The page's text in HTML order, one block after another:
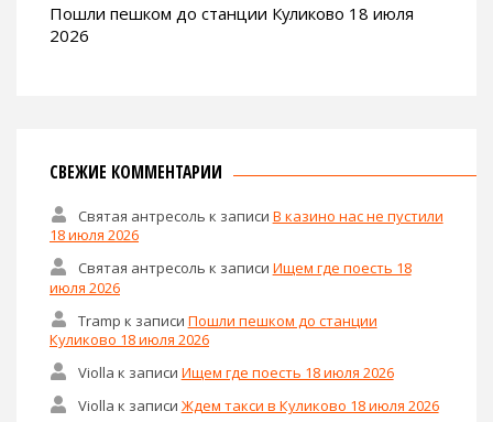
Пошли пешком до станции Куликово 18 июля
2026
СВЕЖИЕ КОММЕНТАРИИ
Святая антресоль к записи В казино нас не пустили
18 июля 2026
Святая антресоль к записи Ищем где поесть 18
июля 2026
Tramp к записи Пошли пешком до станции
Куликово 18 июля 2026
Violla к записи Ищем где поесть 18 июля 2026
Violla к записи Ждем такси в Куликово 18 июля 2026